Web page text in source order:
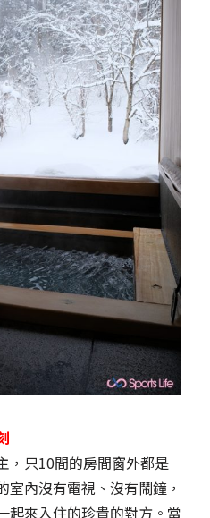
，只10間的房間窗外都是
內沒有電視、沒有鬧鐘，
起來入住的珍貴的對方。當